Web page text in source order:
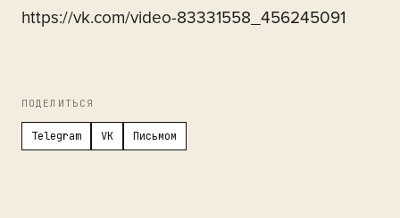
https://vk.com/video-83331558_456245091
ПОДЕЛИТЬСЯ
Telegram VK Письмом